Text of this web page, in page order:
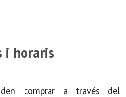
i horaris
comprar a través del